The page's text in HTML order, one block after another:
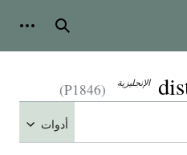
بحث
الإنجليزية (P1846)
أدوات